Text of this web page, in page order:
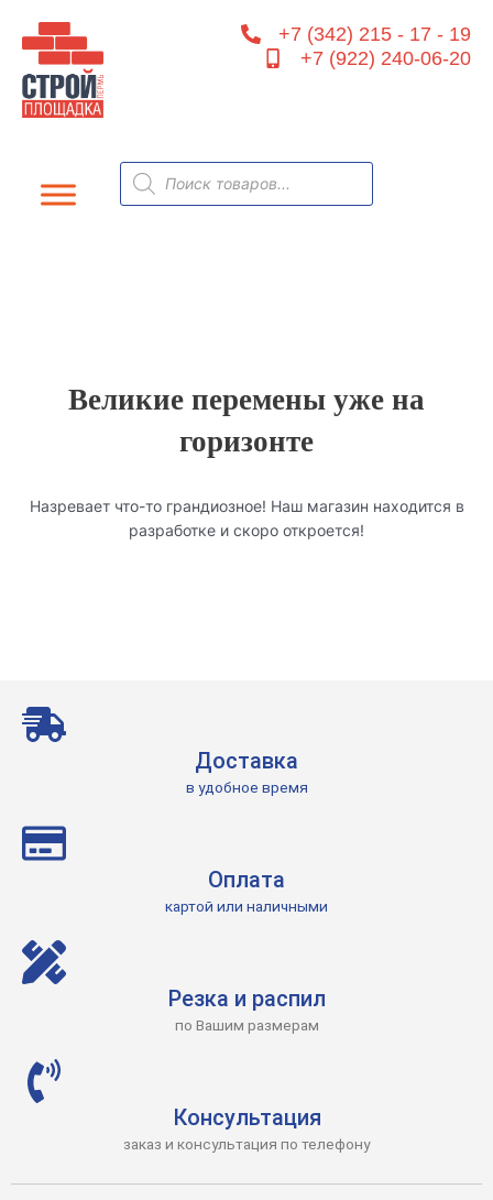
содержимому
+7 (342) 215 - 17 - 19
+7 (922) 240-06-20
Поиск
товаров
Великие перемены уже на
горизонте
Назревает что-то грандиозное! Наш магазин находится в
разработке и скоро откроется!
Доставка
в удобное время
Оплата
картой или наличными
Резка и распил
по Вашим размерам
Консультация
заказ и консультация по телефону